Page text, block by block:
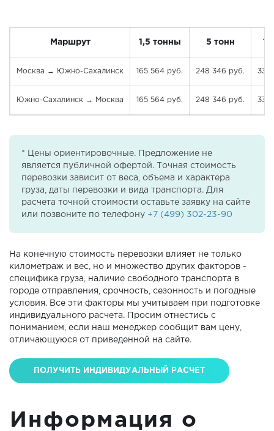
Маршрут 1,5 тонны 5 тонн
Москва → Южно-Сахалинск 165 564 руб. 248 346 руб. 331
Южно-Сахалинск → Москва 165 564 руб. 248 346 руб. 331
* Цены ориентировочные. Предложение не
является публичной офертой. Точная стоимость
перевозки зависит от веса, объема и характера
груза, даты перевозки и вида транспорта. Для
расчета точной стоимости оставьте заявку на сайте
или позвоните по телефону +7 (499) 302-23-90
На конечную стоимость перевозки влияет не только
километраж и вес, но и множество других факторов -
специфика груза, наличие свободного транспорта в
городе отправления, срочность, сезонность и погодные
условия. Все эти факторы мы учитываем при подготовке
индивидуального расчета. Просим отнестись с
пониманием, если наш менеджер сообщит вам цену,
отличающуюся от приведенной на сайте.
ПОЛУЧИТЬ ИНДИВИДУАЛЬНЫЙ РАСЧЕТ
Информация о